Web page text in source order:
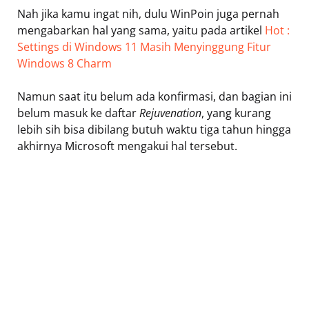
Nah jika kamu ingat nih, dulu WinPoin juga pernah
mengabarkan hal yang sama, yaitu pada artikel Hot :
Settings di Windows 11 Masih Menyinggung Fitur
Windows 8 Charm
Namun saat itu belum ada konfirmasi, dan bagian ini
belum masuk ke daftarRejuvenation, yang kurang
lebih sih bisa dibilang butuh waktu tiga tahun hingga
akhirnya Microsoft mengakui hal tersebut.